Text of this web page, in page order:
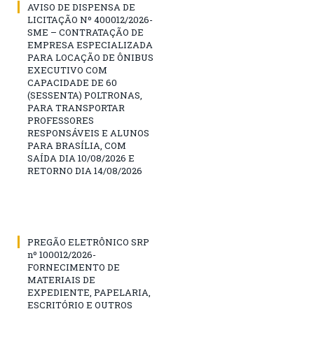
AVISO DE DISPENSA DE
LICITAÇÃO Nº 400012/2026-
SME – CONTRATAÇÃO DE
EMPRESA ESPECIALIZADA
PARA LOCAÇÃO DE ÔNIBUS
EXECUTIVO COM
CAPACIDADE DE 60
(SESSENTA) POLTRONAS,
PARA TRANSPORTAR
PROFESSORES
RESPONSÁVEIS E ALUNOS
PARA BRASÍLIA, COM
SAÍDA DIA 10/08/2026 E
RETORNO DIA 14/08/2026
PREGÃO ELETRÔNICO SRP
nº 100012/2026-
FORNECIMENTO DE
MATERIAIS DE
EXPEDIENTE, PAPELARIA,
ESCRITÓRIO E OUTROS